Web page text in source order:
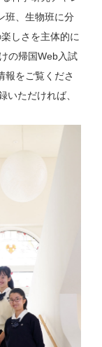
班、生物班に分
しさを主体的に
の帰国Web入試
報をご覧くださ
いただければ、